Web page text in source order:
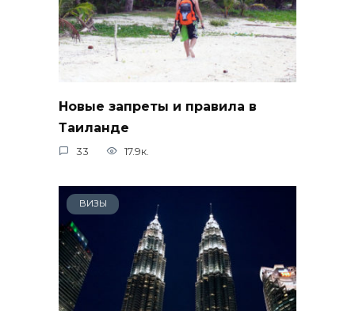
Новые запреты и правила в
Таиланде
33 17.9к.
ВИЗЫ